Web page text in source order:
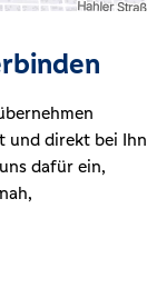
und direkt bei
dafür ein,